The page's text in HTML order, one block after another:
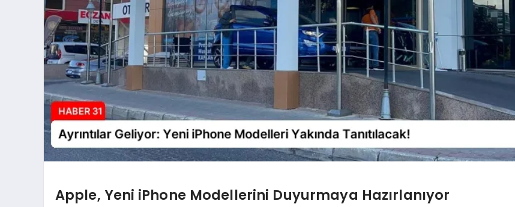
Apple, Yeni iPhone Modellerini Duyurmaya Hazırlanıyor